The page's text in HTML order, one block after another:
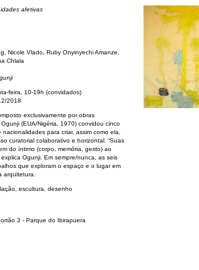
afetivas
Nicole Vlado, Ruby Onyinyechi Amanze,
Chlala
feira, 10-19h (convidados)
2018
exclusivamente por obras
(EUA/Nigéria, 1970) convidou cinco
para criar, assim como ela,
curatorial colaborativo e horizontal. “Suas
do íntimo (corpo, memória, gesto) ao
Ogunji. Em sempre/nunca​, as seis
que exploram o espaço e o lugar em
arquitetura.
escultura, desenho
3 - Parque do Ibirapuera